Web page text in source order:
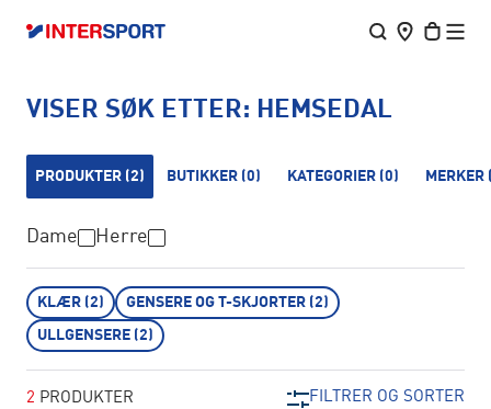
VISER SØK ETTER: HEMSEDAL
PRODUKTER (2) BUTIKKER (0) KATEGORIER (0) MERKER
Dame Herre
KLÆR (2) GENSERE OG T-SKJORTER (2)
ULLGENSERE (2)
2 PRODUKTER FILTRER OG SORTER